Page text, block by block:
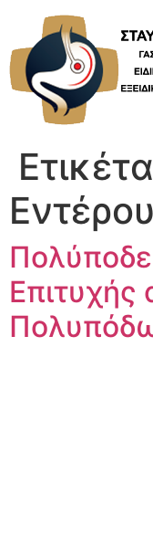
content
Επιτυχής